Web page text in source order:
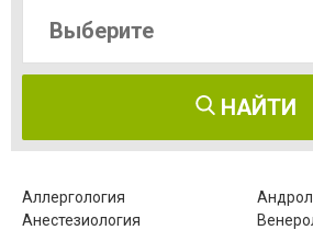
НАЙТИ
Аллергология
Анестезиология